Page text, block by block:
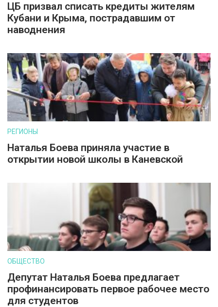
ЦБ призвал списать кредиты жителям
Кубани и Крыма, пострадавшим от
наводнения
РЕГИОНЫ
Наталья Боева приняла участие в
открытии новой школы в Каневской
ОБЩЕСТВО
Депутат Наталья Боева предлагает
профинансировать первое рабочее место
для студентов